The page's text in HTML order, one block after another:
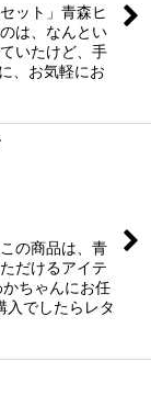
ット」青森ヒ
は、なんとい
いたけど、手
、お気軽にお
の商品は、青
だけるアイテ
ちゃんにお任
入でしたらレタ